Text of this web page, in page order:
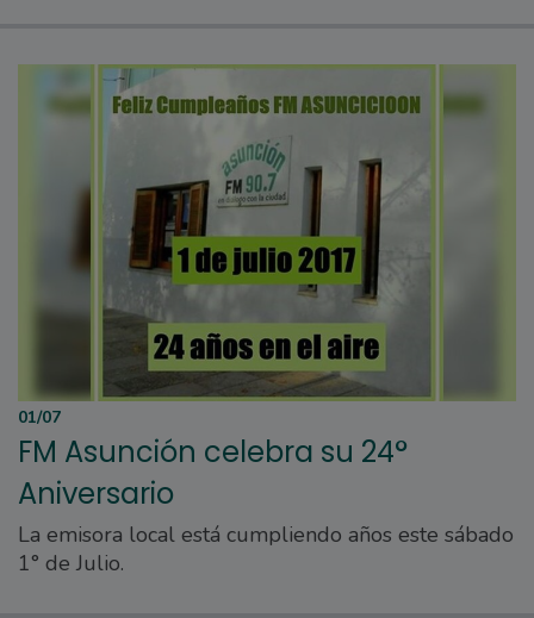
01/07
FM Asunción celebra su 24°
Aniversario
La emisora local está cumpliendo años este sábado
1° de Julio.